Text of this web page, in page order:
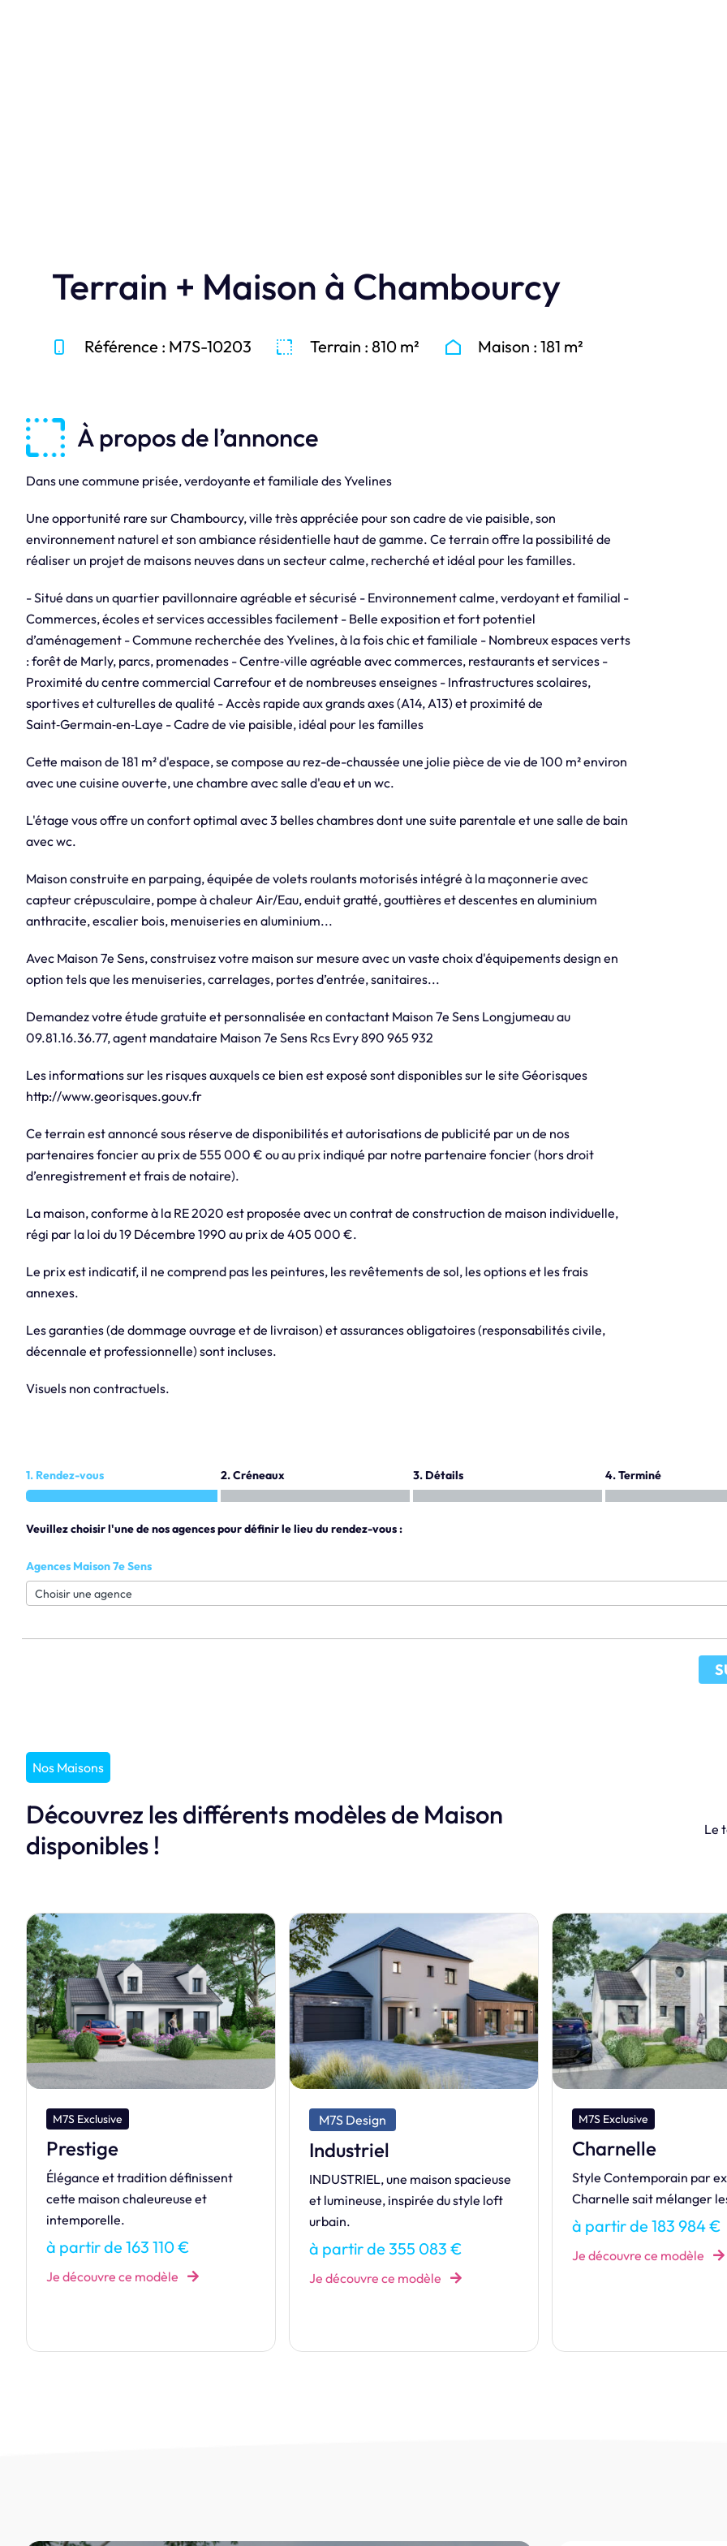
Terrain + Maison à Chambourcy
Référence : M7S-10203 Terrain : 810 m² Maison : 181 m²
À propos de l’annonce
Dans une commune prisée, verdoyante et familiale des Yvelines
Une opportunité rare sur Chambourcy, ville très appréciée pour son cadre de vie paisible, son
environnement naturel et son ambiance résidentielle haut de gamme. Ce terrain offre la possibilité de
réaliser un projet de maisons neuves dans un secteur calme, recherché et idéal pour les familles.
- Situé dans un quartier pavillonnaire agréable et sécurisé - Environnement calme, verdoyant et familial -
Commerces, écoles et services accessibles facilement - Belle exposition et fort potentiel
d’aménagement - Commune recherchée des Yvelines, à la fois chic et familiale - Nombreux espaces verts
: forêt de Marly, parcs, promenades - Centre‑ville agréable avec commerces, restaurants et services -
Proximité du centre commercial Carrefour et de nombreuses enseignes - Infrastructures scolaires,
sportives et culturelles de qualité - Accès rapide aux grands axes (A14, A13) et proximité de
Saint‑Germain‑en‑Laye - Cadre de vie paisible, idéal pour les familles
Cette maison de 181 m² d'espace, se compose au rez-de-chaussée une jolie pièce de vie de 100 m² environ
avec une cuisine ouverte, une chambre avec salle d'eau et un wc.
L'étage vous offre un confort optimal avec 3 belles chambres dont une suite parentale et une salle de bain
avec wc.
Maison construite en parpaing, équipée de volets roulants motorisés intégré à la maçonnerie avec
capteur crépusculaire, pompe à chaleur Air/Eau, enduit gratté, gouttières et descentes en aluminium
anthracite, escalier bois, menuiseries en aluminium...
Avec Maison 7e Sens, construisez votre maison sur mesure avec un vaste choix d'équipements design en
option tels que les menuiseries, carrelages, portes d’entrée, sanitaires...
Demandez votre étude gratuite et personnalisée en contactant Maison 7e Sens Longjumeau au
09.81.16.36.77, agent mandataire Maison 7e Sens Rcs Evry 890 965 932
Les informations sur les risques auxquels ce bien est exposé sont disponibles sur le site Géorisques
http://www.georisques.gouv.fr
Ce terrain est annoncé sous réserve de disponibilités et autorisations de publicité par un de nos
partenaires foncier au prix de 555 000 € ou au prix indiqué par notre partenaire foncier (hors droit
d’enregistrement et frais de notaire).
La maison, conforme à la RE 2020 est proposée avec un contrat de construction de maison individuelle,
régi par la loi du 19 Décembre 1990 au prix de 405 000 €.
Le prix est indicatif, il ne comprend pas les peintures, les revêtements de sol, les options et les frais
annexes.
Les garanties (de dommage ouvrage et de livraison) et assurances obligatoires (responsabilités civile,
décennale et professionnelle) sont incluses.
Visuels non contractuels.
1. Rendez-vous 2. Créneaux 3. Détails 4. Terminé
Veuillez choisir l'une de nos agences pour définir le lieu du rendez-vous :
Agences Maison 7e Sens
Nos Maisons
Découvrez les différents modèles de Maison
disponibles !
Le
M7S Design
Industriel
INDUSTRIEL, une maison spacieuse
et lumineuse, inspirée du style loft
urbain.
à partir de 355 083 €
Je découvre ce modèle
M7S Exclusive
Charnelle
Style Contemporain par excellence,
Charnelle sait mélanger les styles !
à partir de 183 984 €
Je découvre ce modèle
M7S Dream
Moorea 95
Notre maison de la
Entrez dans l’univers
MOOREA.
à partir de 134 371 €